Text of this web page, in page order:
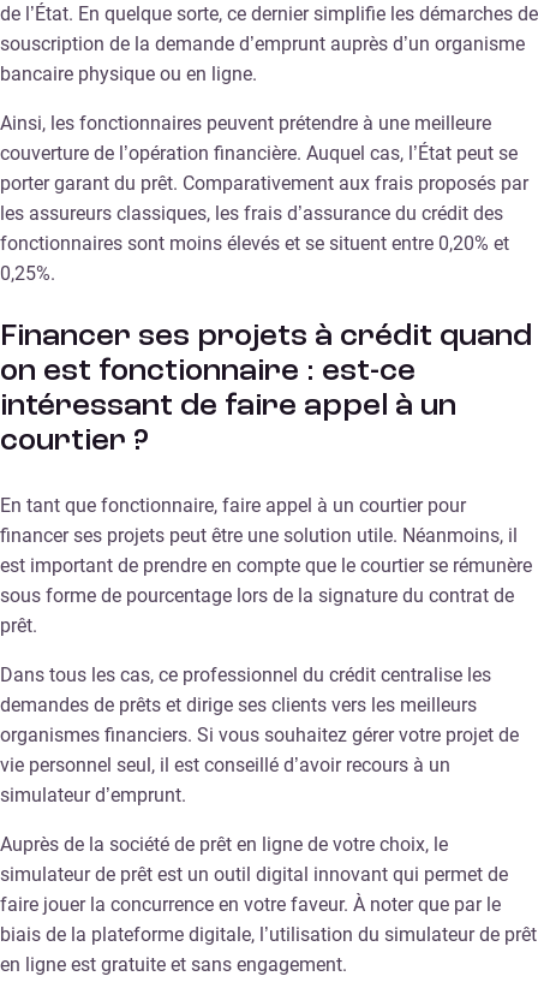
de l’État. En quelque sorte, ce dernier simplifie les démarches de
souscription de la demande d’emprunt auprès d’un organisme
bancaire physique ou en ligne.
Ainsi, les fonctionnaires peuvent prétendre à une meilleure
couverture de l’opération financière. Auquel cas, l’État peut se
porter garant du prêt. Comparativement aux frais proposés par
les assureurs classiques, les frais d’assurance du crédit des
fonctionnaires sont moins élevés et se situent entre 0,20% et
0,25%.
Financer ses projets à crédit quand
on est fonctionnaire : est-ce
intéressant de faire appel à un
courtier ?
En tant que fonctionnaire, faire appel à un courtier pour
financer ses projets peut être une solution utile. Néanmoins, il
est important de prendre en compte que le courtier se rémunère
sous forme de pourcentage lors de la signature du contrat de
prêt.
Dans tous les cas, ce professionnel du crédit centralise les
demandes de prêts et dirige ses clients vers les meilleurs
organismes financiers. Si vous souhaitez gérer votre projet de
vie personnel seul, il est conseillé d’avoir recours à un
simulateur d’emprunt.
Auprès de la société de prêt en ligne de votre choix, le
simulateur de prêt est un outil digital innovant qui permet de
faire jouer la concurrence en votre faveur. À noter que par le
biais de la plateforme digitale, l’utilisation du simulateur de prêt
en ligne est gratuite et sans engagement.